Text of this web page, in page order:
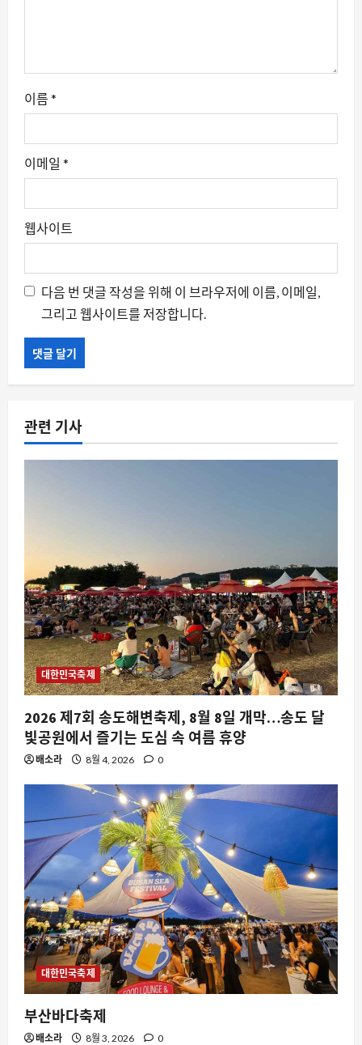
이름 *
이메일 *
웹사이트
다음 번 댓글 작성을 위해 이 브라우저에 이름, 이메일,
그리고 웹사이트를 저장합니다.
관련 기사
대한민국축제
2026 제7회 송도해변축제, 8월 8일 개막…송도 달
빛공원에서 즐기는 도심 속 여름 휴양
배소라 8월 4, 2026 0
대한민국축제
부산바다축제
배소라 8월 3, 2026 0
2
자동차
토요타가 낡은 차에 새 생명을 불어넣는
이유: 팩토리 업그레이드 프로그램의 부
상
8월 8, 2026 0
스팀
스팀에서 주목받는 우주 스릴러 딥 이클